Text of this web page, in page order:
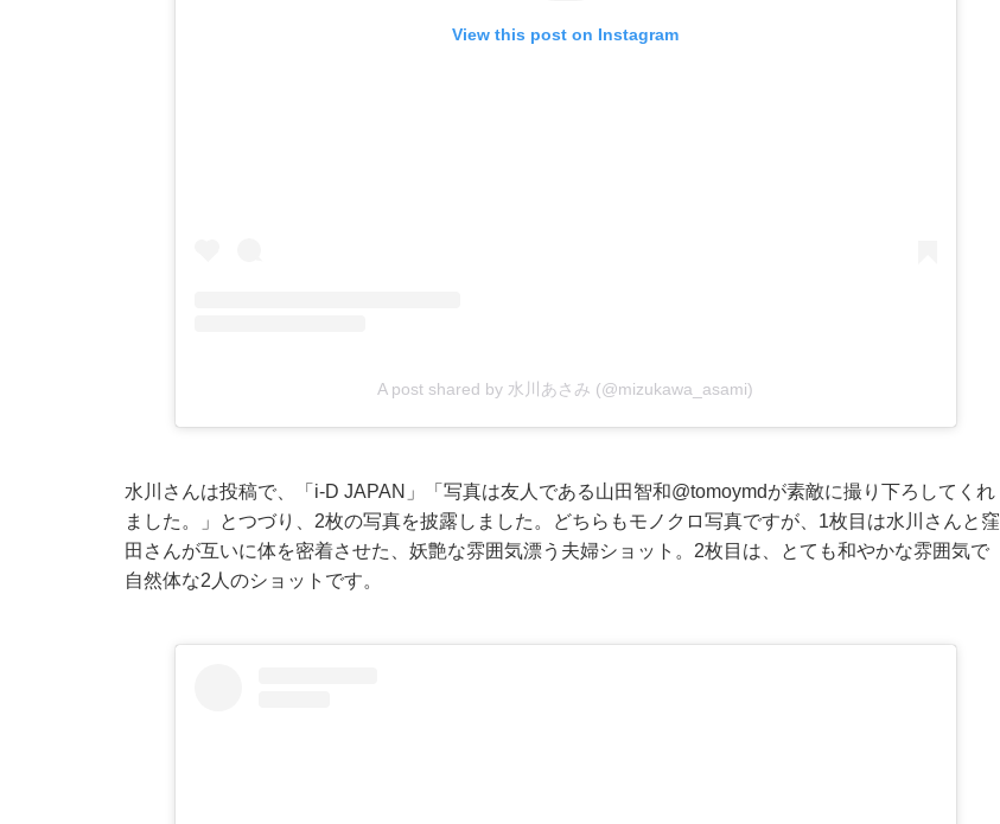
View this post on Instagram
A post shared by 水川あさみ (@mizukawa_asami)
水川さんは投稿で、「i-D JAPAN」「写真は友人である山田智和@tomoymdが素敵に撮り下ろしてくれ
ました。」とつづり、2枚の写真を披露しました。どちらもモノクロ写真ですが、1枚目は水川さんと窪
田さんが互いに体を密着させた、妖艶な雰囲気漂う夫婦ショット。2枚目は、とても和やかな雰囲気で
自然体な2人のショットです。